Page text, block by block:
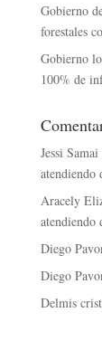
Gobierno
forestales
Gobierno
100% de
Jessi
atendiendo
Aracely
atendiendo
Diego
Diego
Delmis